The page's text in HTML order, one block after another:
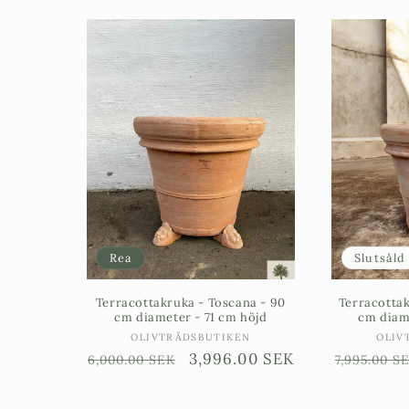
Rea
Terracottakruka - Toscana - 90
cm diameter - 71 cm höjd
Säljare:
OLIVTRÄDSBUTIKEN
Ordinarie
6,000.00 SEK Försäljningspris
3,996.00 SEK
Slutsåld
cm
7,995.00